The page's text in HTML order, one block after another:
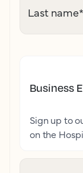
Last name*
Business
Sign up to
on the